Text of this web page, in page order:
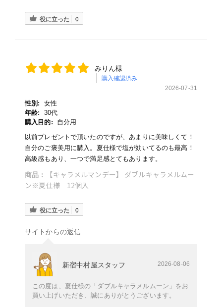
役に立った 0
みりん様
購入確認済み
2026-07-31
性別:
女性
年齢:
30代
購入目的:
自分用
以前プレゼントで頂いたのですが、あまりに美味しくて！
自分のご褒美用に購入。夏仕様で塩が効いてるのも最高！
高級感もあり、一つで満足感とてもあります。
商品：
【キャラメルマンデー】 ダブルキャラメルムー
ン※夏仕様 12個入
役に立った 0
サイトからの返信
新宿中村屋スタッフ 2026-08-06
この度は、夏仕様の「ダブルキャラメルムーン」をお
買い上げいただき、誠にありがとうございます。